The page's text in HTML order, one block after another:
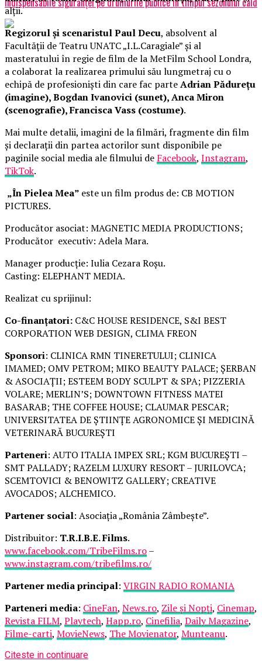
alții.
Regizorul și scenaristul Paul Decu, absolvent al
Facultății de Teatru UNATC „I.L.Caragiale” și al
masteratului în regie de film de la MetFilm School Londra,
a colaborat la realizarea primului său lungmetraj cu o
echipă de profesioniști din care fac parteAdrian Pădurețu
(imagine), Bogdan Ivanovici (sunet), Anca Miron
(scenografie), Francisca Vass (costume).
Mai multe detalii, imagini de la filmări, fragmente din film
și declarații din partea actorilor sunt disponibile pe
paginile social media ale filmului de Facebook, Instagram,
TikTok.
„În Pielea Mea” este un film produs de: CB MOTION
PICTURES.
Producător asociat: MAGNETIC MEDIA PRODUCTIONS;
Producător executiv: Adela Mara.
Manager producție: Iulia Cezara Roșu.
Casting: ELEPHANT MEDIA.
Realizat cu sprijinul:
Co-finanțatori: C&C HOUSE RESIDENCE, S&I BEST
CORPORATION WEB DESIGN, CLIMA FREON
Sponsori: CLINICA RMN TINERETULUI; CLINICA
IMAMED; OMV PETROM; MIKO BEAUTY PALACE; ȘERBAN
& ASOCIAȚII; ESTEEM BODY SCULPT & SPA; PIZZERIA
VOLARE; MERLIN’S; DOWNTOWN FITNESS MATEI
BASARAB; THE COFFEE HOUSE; CLAUMAR PESCAR;
UNIVERSITATEA DE ȘTIINȚE AGRONOMICE ȘI MEDICINĂ
VETERINARĂ BUCUREȘTI
Parteneri: AUTO ITALIA IMPEX SRL; KGM BUCUREȘTI –
SMT PALLADY; RAZELM LUXURY RESORT – JURILOVCA;
SCEMTOVICI & BENOWITZ GALLERY; CREATIVE
AVOCADOS; ALCHEMICO.
Partener social: Asociația „România Zâmbește”.
Distribuitor: T.R.I.B.E. Films.
www.facebook.com/TribeFilms.ro–
www.instagram.com/tribefilms.ro/
Partener media principal: VIRGIN RADIO ROMANIA
Parteneri media: CineFan, News.ro, Zile și Nopți, Cinemap,
Revista FILM, Playtech, Happ.ro, Cinefilia, Daily Magazine,
Filme-carti, MovieNews, The Movienator, Munteanu.
Citeste in continuare